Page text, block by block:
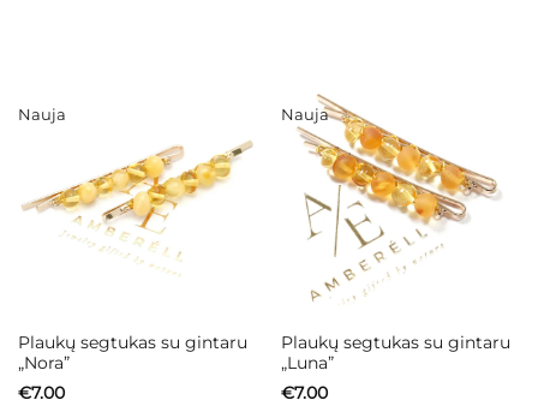
Nauja
Plaukų segtukas su gintaru
„Nora”
€7.00
Nauja
Plaukų segtukas su gintaru
„Luna”
€7.00